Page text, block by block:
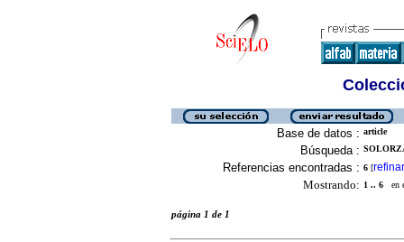
Base de datos : article
Búsqueda :
Referencias encontradas : 6 [refinar
Mostrando: 1 .. 6 en
página 1 de 1